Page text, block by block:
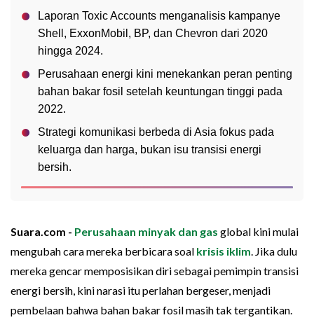
Laporan Toxic Accounts menganalisis kampanye
Shell, ExxonMobil, BP, dan Chevron dari 2020
hingga 2024.
Perusahaan energi kini menekankan peran penting
bahan bakar fosil setelah keuntungan tinggi pada
2022.
Strategi komunikasi berbeda di Asia fokus pada
keluarga dan harga, bukan isu transisi energi
bersih.
Suara.com - Perusahaan minyak dan gas global kini mulai
mengubah cara mereka berbicara soal krisis iklim . Jika dulu
mereka gencar memposisikan diri sebagai pemimpin transisi
energi bersih, kini narasi itu perlahan bergeser, menjadi
pembelaan bahwa bahan bakar fosil masih tak tergantikan.